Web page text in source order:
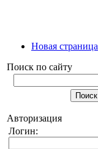
Новая страница
Поиск по сайту
Авторизация
Логин: